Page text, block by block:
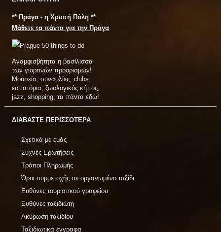
** Πράγα - η Χρυσή Πόλη **
Μάθετε τα πάντα για την Πράγα
Αναμφισβήτητα η βασίλισσα
των γιορτινών προορισμών!
Μουσεία, συναυλίες, clubs,
εστιατόρια, ζωολογικός κήπος,
jazz, shopping, τα πάντα εδώ!
ΔΙΑΒΑΣΤΕ ΠΕΡΙΣΣΟΤΕΡΑ
Σχετικά με εμάς
Συχνές Ερωτήσεις
Τρόποι Πληρωμής
Όροι συμμετοχής σε οργανωμένο ταξίδι
Ευθύνες τουριστικού γραφείου
Ευθύνες ταξιδιώτη
Ακύρωση ταξιδίου
Ταξιδιωτικά έγγραφα